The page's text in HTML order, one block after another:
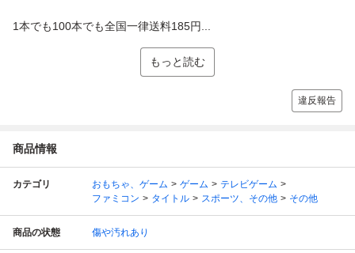
1本でも100本でも全国一律送料185円...
もっと読む
違反報告
商品情報
カテゴリ おもちゃ、ゲーム ゲーム
テレビゲーム
ファミコン
タイトル スポーツ、その他 その他
商品の状態 傷や汚れあり